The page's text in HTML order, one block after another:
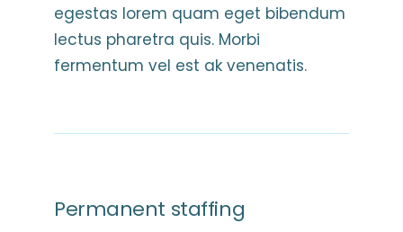
egestas lorem quam eget bibendum
lectus pharetra quis. Morbi
fermentum vel est ak venenatis.
Permanent staffing